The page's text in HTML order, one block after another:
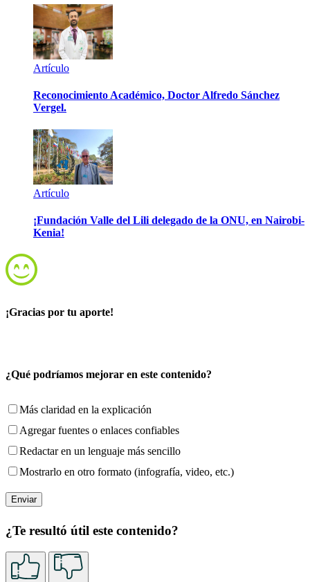
Artículo
Reconocimiento Académico, Doctor Alfredo Sánchez
Vergel.
Artículo
¡Fundación Valle del Lili delegado de la ONU, en Nairobi-
Kenia!
¡Gracias por tu aporte!
¿Qué podríamos mejorar en este contenido?
Más claridad en la explicación
Agregar fuentes o enlaces confiables
Redactar en un lenguaje más sencillo
Mostrarlo en otro formato (infografía, video, etc.)
¿Te resultó útil este contenido?